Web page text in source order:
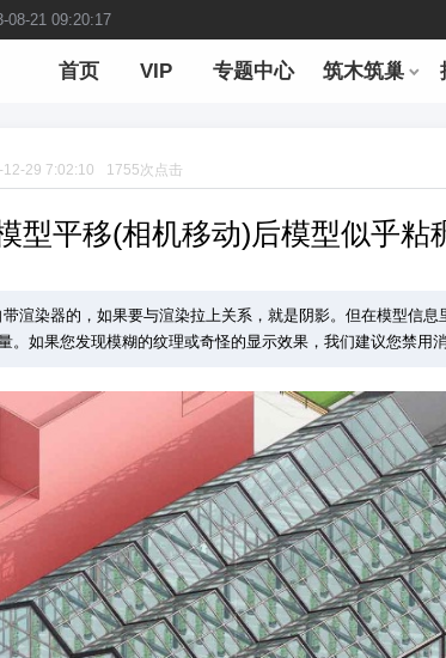
08-21 09:20:17
首页 VIP 专题中心 筑木筑巢
12-29 7:02:10 1755次点击
型平移(相机移动)后模型似乎粘
渲染器的，如果要与渲染拉上关系，就是阴影。但在模型信息
。如果您发现模糊的纹理或奇怪的显示效果，我们建议您禁用